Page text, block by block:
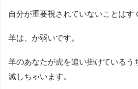
自分が重要視されていないことはす
羊は、か弱いです。
羊のあなたが虎を追い掛けているう
滅しちゃいます。